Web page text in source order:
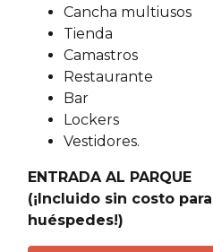
Cancha multiusos
Tienda
Camastros
Restaurante
Bar
Lockers
Vestidores.
ENTRADA AL PARQUE
(¡Incluido sin costo
huéspedes!)